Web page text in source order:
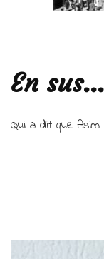
En sus…
Qui a dit que Asim